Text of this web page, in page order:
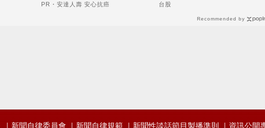
PR・安達人壽 安心抗癌 台股
Recommended by
新聞自律委員會 新聞自律規範 新聞性談話節目製播準則 資訊公開